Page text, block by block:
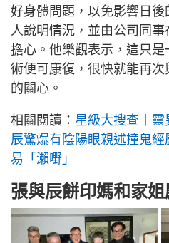
好身體問題，以免影響日
人說明情況，並由公司同
擔心。他樂觀表示，這只
術便可康復，很快就能再
的關心。
相關閱讀： 星級大搜查丨
辰驚爆有陰陽眼親述撞鬼
易「瀨嘢」
張與辰餅印媽和家姐